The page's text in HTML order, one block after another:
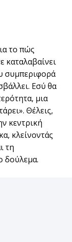
το πώς
καταλαβαίνει
συμπεριφορά
Εσύ θα
μια
Θέλεις,
κεντρική
κλείνοντάς
τη
δούλεμα.